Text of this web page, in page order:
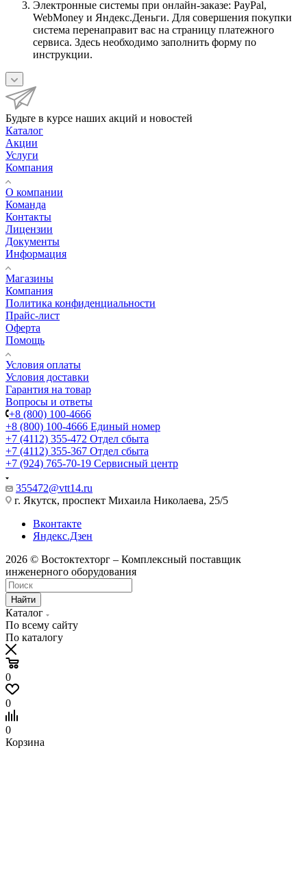
Электронные системы при онлайн-заказе: PayPal,
WebMoney и Яндекс.Деньги. Для совершения покупки
система перенаправит вас на страницу платежного
сервиса. Здесь необходимо заполнить форму по
инструкции.
Будьте в курсе наших акций и новостей
Каталог
Акции
Услуги
Компания
О компании
Команда
Контакты
Лицензии
Документы
Информация
Магазины
Компания
Политика конфиденциальности
Прайс-лист
Оферта
Помощь
Условия оплаты
Условия доставки
Гарантия на товар
Вопросы и ответы
+8 (800) 100-4666
+8 (800) 100-4666 Единый номер
+7 (4112) 355-472 Отдел сбыта
+7 (4112) 355-367 Отдел сбыта
+7 (924) 765-70-19 Сервисный центр
355472@vtt14.ru
г. Якутск, проспект Михаила Николаева, 25/5
Вконтакте
Яндекс.Дзен
2026 © Востоктехторг – Комплексный поставщик
инженерного оборудования
Найти
Каталог
По всему сайту
По каталогу
0
0
0
Корзина